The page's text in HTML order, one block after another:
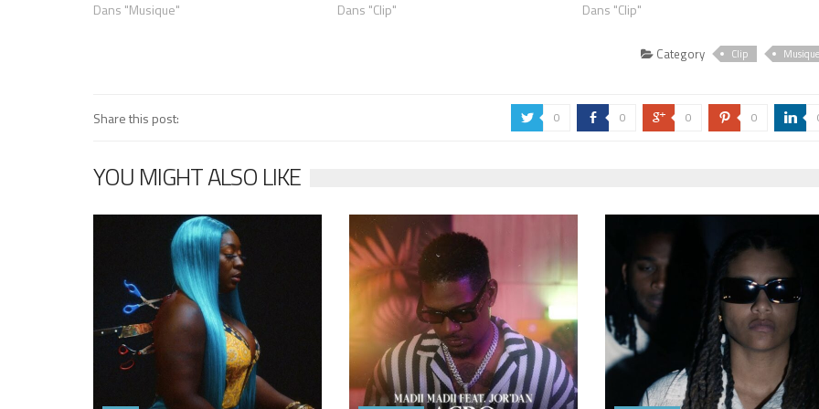
Dans "Musique"
Dans "Clip"
Dans "Clip"
Category Clip
Share this post: a 0 b 0 c 0 d 0 j
YOU MIGHT ALSO LIKE